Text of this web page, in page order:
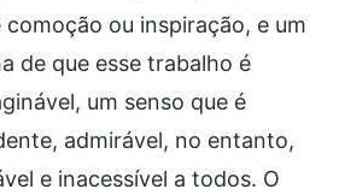
ou inspiração, e um
de que esse trabalho é
um senso que é
admirável, no entanto,
e inacessível a todos. O